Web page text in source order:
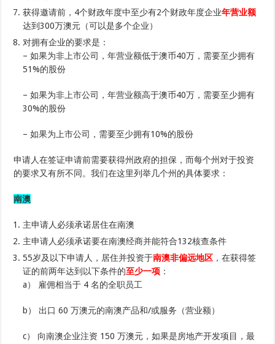
获得邀请前，4个财政年度中至少有2个财政年度企业年营业额
达到300万澳元（可以是多个企业）
对拥有企业的要求是：
– 如果为非上市公司，年营业额低于澳币40万，需要至少拥有
51%的股份
– 如果为非上市公司，年营业额高于澳币40万，需要至少拥有
30%的股份
– 如果为上市公司，需要至少拥有10%的股份
申请人在签证申请前需要获得州政府的担保，而每个州对于投资
的要求又有所不同。我们在这里列举几个州的具体要求：
南澳
主申请人必须承诺居住在南澳
主申请人必须承诺要在南澳经商并能符合132核查条件
55岁及以下申请人，居住并投资于南澳非偏远地区 ，在获得签
证的前两年达到以下条件的至少一项 ：
a） 雇佣相当于 4 名的全职员工
b） 出口 60 万澳元的南澳产品和/或服务（营业额）
c） 向南澳企业注资 150 万澳元，如果是房地产开发项目，最